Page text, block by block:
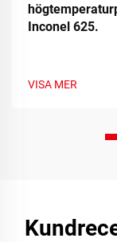
Inconel 625.
VISA MER